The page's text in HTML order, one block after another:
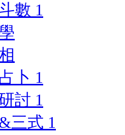
數 1
卜 1
討 1
三式 1